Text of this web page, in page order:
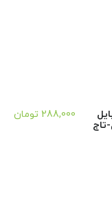
تاج
288,000 تومان